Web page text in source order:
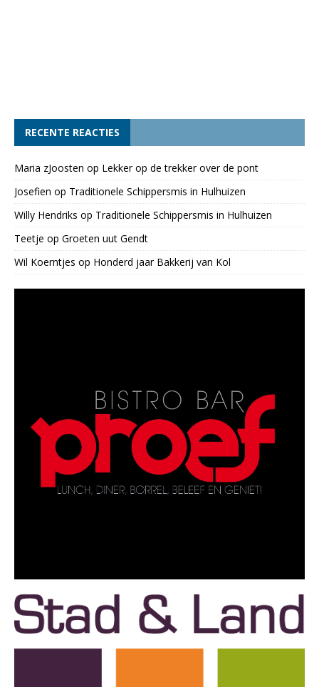
RECENTE REACTIES
Maria zJoosten op Lekker op de trekker over de pont
Josefien op Traditionele Schippersmis in Hulhuizen
Willy Hendriks op Traditionele Schippersmis in Hulhuizen
Teetje op Groeten uut Gendt
Wil Koerntjes op Honderd jaar Bakkerij van Kol